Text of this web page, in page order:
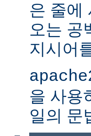
은 줄에
오는 공
지시어
을 사용
일의 문